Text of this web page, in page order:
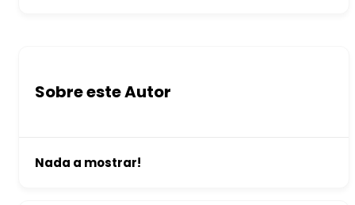
Sobre este Autor
Nada a mostrar!